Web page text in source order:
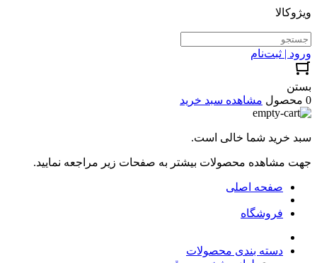
ویژوکالا
ورود | ثبت‌نام
بستن
0 محصول
مشاهده سبد خرید
سبد خرید شما خالی است.
جهت مشاهده محصولات بیشتر به صفحات زیر مراجعه نمایید.
صفحه اصلی
فروشگاه
دسته بندی محصولات